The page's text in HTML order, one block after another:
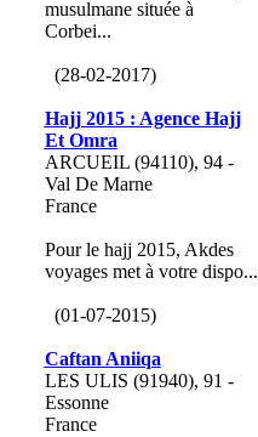
musulmane située à
Corbei...
(28-02-2017)
Hajj 2015 : Agence Hajj
Et Omra
ARCUEIL (94110), 94 -
Val De Marne
France
Pour le hajj 2015, Akdes
voyages met à votre dispo...
(01-07-2015)
Caftan Aniiqa
LES ULIS (91940), 91 -
Essonne
France